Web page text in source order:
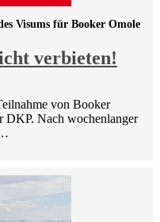
verbieten!
Visums für Booker Omole
von Booker
DKP. Nach wochenlanger